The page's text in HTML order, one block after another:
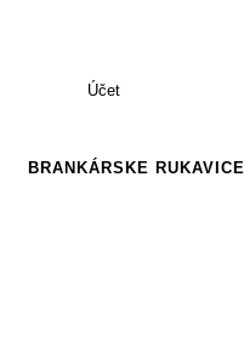
Účet
BRANKÁRSKE RUKAVICE